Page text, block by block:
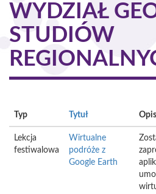
WYDZIAŁ
STUDIÓW
Typ Tytuł Opis
Lekcja
festiwalowa
Wirtualne
podróże z
Google Earth